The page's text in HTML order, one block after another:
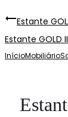
Estante
Estante GOLD II
InícioMobiliário